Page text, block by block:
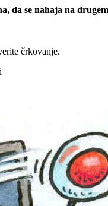
da se nahaja na
črkovanje.